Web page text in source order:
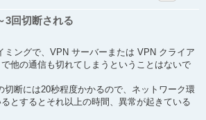
3回切断される
ミングで、VPN サーバーまたは VPN クライア
他の通信も切れてしまうということはないで
切断には20秒程度かかるので、ネットワーク環
とするとそれ以上の時間、異常が起きている